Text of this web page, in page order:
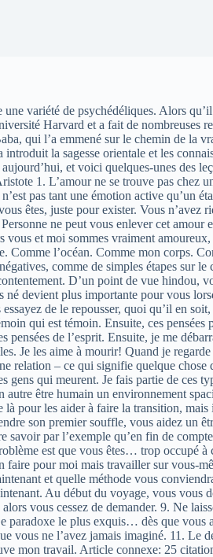
variété de psychédéliques. Alors
Harvard et a fait de nombreuses
qui l’a emmené sur le chemin de la
la sagesse orientale et les
et voici quelques-unes des
1. L’amour ne se trouve pas chez
pas tant une émotion active qu’un
êtes, juste pour exister. Vous n’avez
ne peut vous enlever cet amour
et moi sommes vraiment amoureux,
Comme l’océan. Comme mon corps.
comme de simples étapes sur
D’un point de vue hindou,
devient plus importante pour vous
de le repousser, quoi qu’il en
qui est témoin. Ensuite, ces
de l’esprit. Ensuite, je me
Je les aime à mourir! Quand je
relation – ce qui signifie quelque chose
gens qui meurent. Je fais partie de ces
être humain un environnement
pour les aider à faire la transition,
son premier souffle, vous aidez un
par l’exemple qu’en fin de
est que vous êtes… trop occupé
pour moi mais travailler sur vous-
et quelle méthode vous
Au début du voyage, vous vous
vous cessez de demander. 9. Ne
paradoxe le plus exquis… dès que
vous ne l’avez jamais imaginé. 11. Le
mon travail. Article connexe: 25